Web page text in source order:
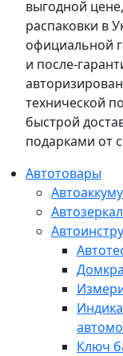
выгодной
распаковки в
официальной
и после-
технической
быстрой
подарками от
Автотовары
Ключ